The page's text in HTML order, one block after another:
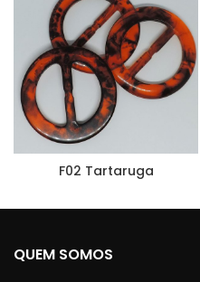
F02 Tartaruga
QUEM SOMOS